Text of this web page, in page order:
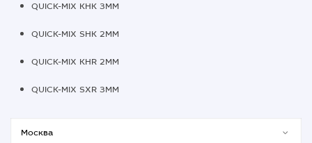
QUICK-MIX KHK 3MM
QUICK-MIX SHK 2MM
QUICK-MIX KHR 2MM
QUICK-MIX SXR 3MM